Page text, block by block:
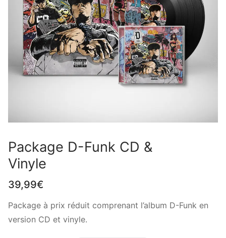
Package D-Funk CD &
Vinyle
39,99€
Package à prix réduit comprenant l’album D-Funk en
version CD et vinyle.